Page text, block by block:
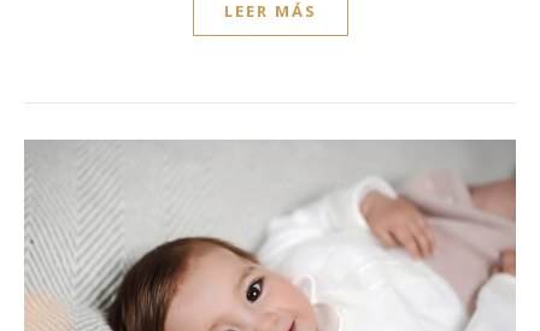
LEER MÁS